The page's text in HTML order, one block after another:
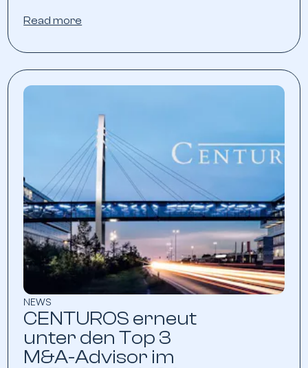
Read more
NEWS
CENTUROS erneut
unter den Top 3
M&A-Advisor im